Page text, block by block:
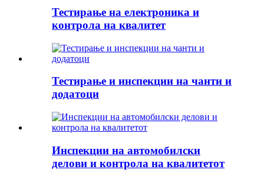
Тестирање на електроника и
контрола на квалитет
Тестирање и инспекции на чанти и
додатоци
Инспекции на автомобилски
делови и контрола на квалитетот